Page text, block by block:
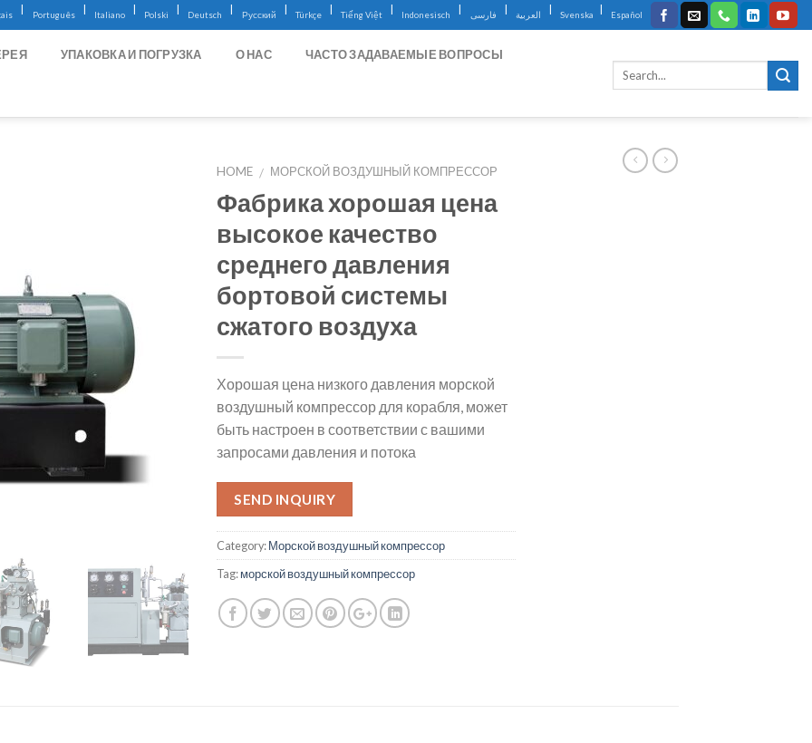
| Português | Italiano | Polski | Deutsch | Русский | Türkçe | Tiếng Việt | Indonesisch | فارسی | العربية | Svenska | Español
УПАКОВКА И ПОГРУЗКА О НАС ЧАСТО ЗАДАВАЕМЫЕ ВОПРОСЫ
HOME / МОРСКОЙ ВОЗДУШНЫЙ КОМПРЕССОР
Фабрика хорошая цена
высокое качество
среднего давления
бортовой системы
сжатого воздуха
Хорошая цена низкого давления морской
воздушный компрессор для корабля, может
быть настроен в соответствии с вашими
запросами давления и потока
SEND INQUIRY
Category:Морской воздушный компрессор
Tag:морской воздушный компрессор